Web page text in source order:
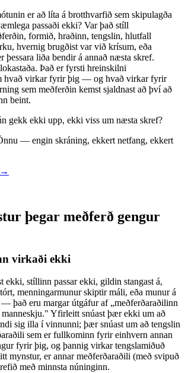
er að líta á brotthvarfið sem skipulagða
passaði ekki? Var það stíll
formið, hraðinn, tengslin, hlutfall
hvernig brugðist var við krísum, eða
þessara liða bendir á annað næsta skref.
Það er fyrsti hreinskilni
hvað virkar fyrir þig — og hvað virkar fyrir
sem meðferðin kemst sjaldnast að því að
beint.
gekk ekki upp, ekki viss um næsta skref?
— engin skráning, ekkert netfang, ekkert
→
þegar meðferð gengur
virkaði ekki
ekki, stíllinn passar ekki, gildin stangast á,
menningarmunur skiptir máli, eða munur á
það eru margar útgáfur af „meðferðaraðilinn
manneskju." Yfirleitt snúast þær ekki um að
sig illa í vinnunni; þær snúast um að tengslin
sem er fullkominn fyrir einhvern annan
fyrir þig, og þannig virkar tengslamiðuð
mynstur, er annar meðferðaraðili (með svipuð
með minnsta núninginn.